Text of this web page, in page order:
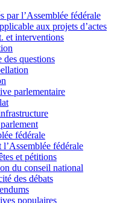
par l’Assemblée fédérale
aux projets d’actes
et interventions
des questions
parlementaire
fédérale
fédérale
et pétitions
du conseil national
des débats
populaires